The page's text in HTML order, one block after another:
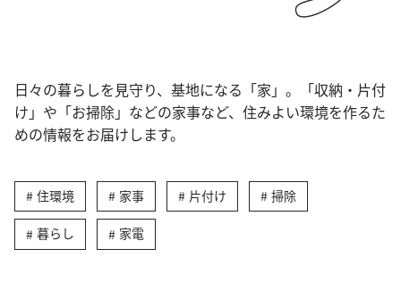
日々の暮らしを見守り、基地になる「家」。「収納・片付
け」や「お掃除」などの家事など、住みよい環境を作るた
めの情報をお届けします。
住環境 家事 片付け 掃除
暮らし 家電